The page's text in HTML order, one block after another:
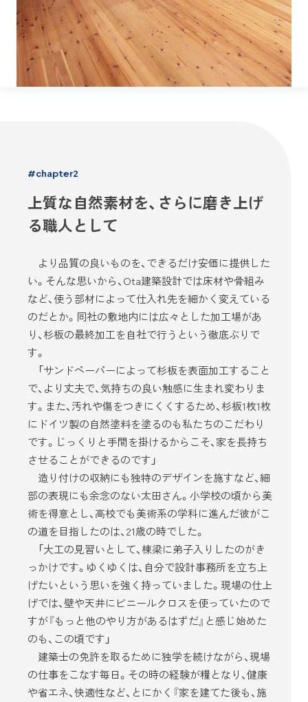
#chapter2
上質な自然素材を、さらに磨き上げ
る職人として
より品質の良いものを、できるだけ安価に提供した
い。そんな思いから、Ota建築設計では床材や骨組み
など、使う部材によって仕入れ先を細かく変えている
のだとか。同社の敷地内には広々とした加工場があ
り、杉板の最終加工を自社で行うという徹底ぶりで
す。
「サンドペーパーによって杉板を表面加工すること
で、より丈夫で、気持ちの良い触感に生まれ変わりま
す。また、汚れや傷をつきにくくするため、杉板1枚1枚
にドイツ製の自然塗料を塗るのも私たちのこだわり
です。じっくりと手間を掛けるからこそ、家を長持ち
させることができるのです」
造り付けの収納にも独特のデザインを施すなど、細
部の表現にも余念のない太田さん。小学校の頃から美
術を得意とし、高校でも美術系の学科に進んだ彼がこ
の道を目指したのは、21歳の時でした。
「大工の見習いとして、棟梁に弟子入りしたのがき
っかけです。ゆくゆくは、自分で設計事務所を立ち上
げたいという思いを強く持っていました。現場の仕上
げでは、壁や天井にビニールクロスを使っていたので
すが『もっと他のやり方があるはずだ』と感じ始めた
のも、この頃です」
建築士の免許を取るために独学を続けながら、現場
の仕事をこなす毎日。その時の経験が糧となり、健康
や省エネ、快適性など、とにかく『家を建てた後も、施